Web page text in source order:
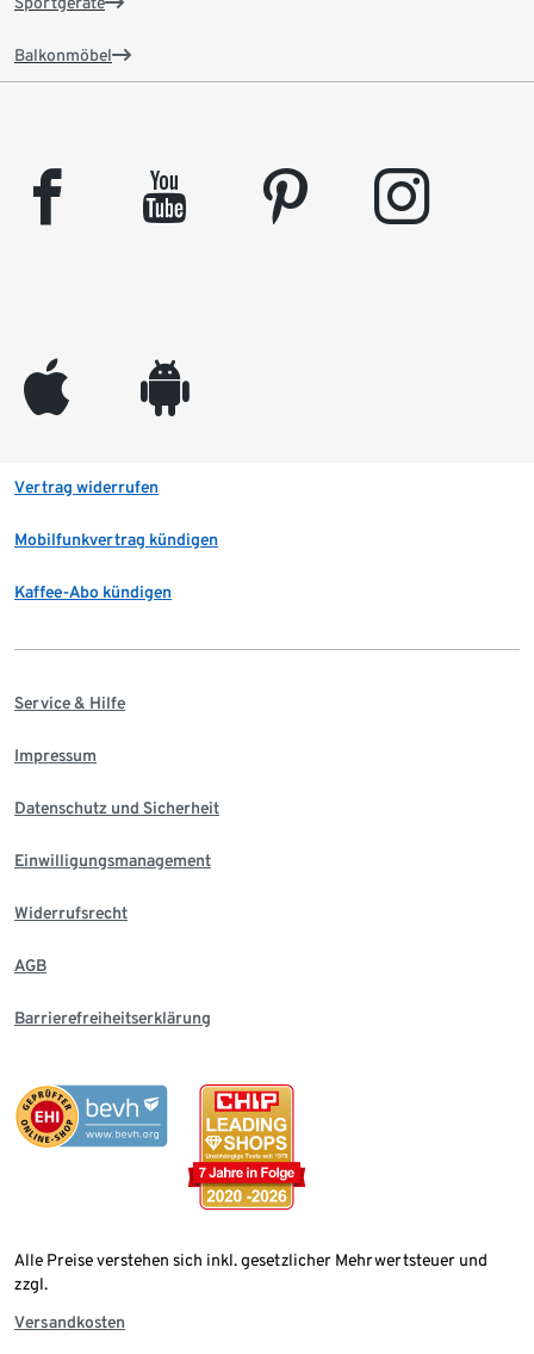
Balkonmöbel
facebook youtube pinterest instagram
appleinc android
Vertrag widerrufen
Mobilfunkvertrag kündigen
Kaffee-Abo kündigen
Service & Hilfe
Impressum
Datenschutz und Sicherheit
Einwilligungsmanagement
Widerrufsrecht
AGB
Barrierefreiheitserklärung
Alle Preise verstehen sich inkl. gesetzlicher Mehrwertsteuer und
zzgl.
Versandkosten